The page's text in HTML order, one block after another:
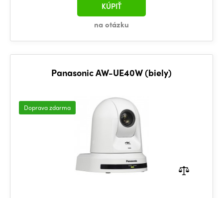
na otázku
KÚPIŤ
Panasonic AW-UE40W (biely)
Doprava zdarma